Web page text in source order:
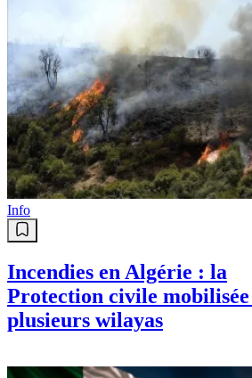
Info
Incendies en Algérie : la
Protection civile mobilisée
plusieurs wilayas